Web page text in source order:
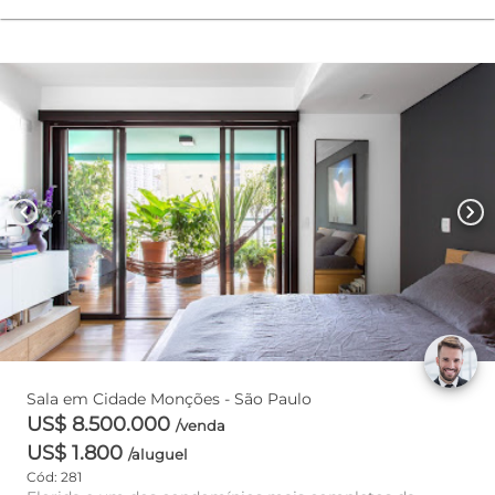
chevron_left chevron_right
Sala em Cidade Monções - São Paulo
US$ 8.500.000 /venda
US$ 1.800 /aluguel
Cód: 281